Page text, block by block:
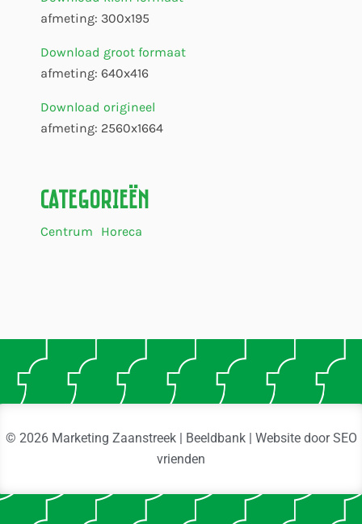
afmeting: 300x195
Download groot formaat
afmeting: 640x416
Download origineel
afmeting: 2560x1664
Categorieën
Centrum Horeca
© 2026 Marketing Zaanstreek | Beeldbank | Website doorSEO
vrienden